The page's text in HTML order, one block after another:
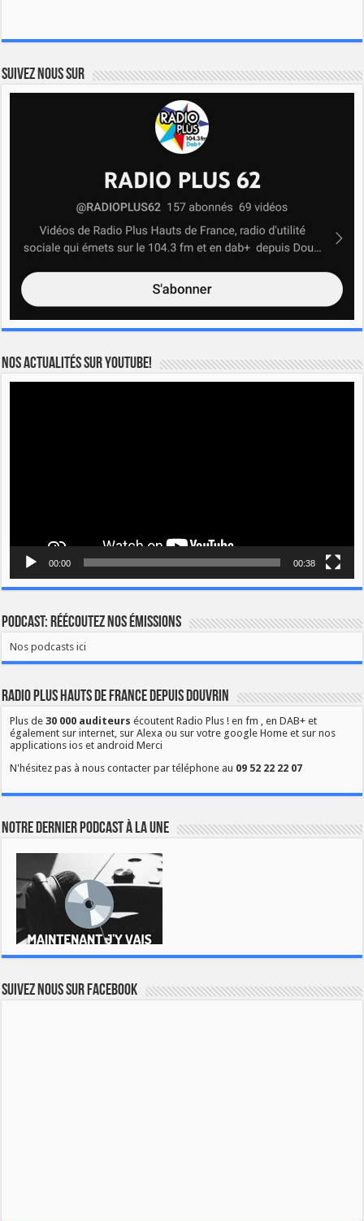
Suivez nous sur
Nos actualités sur YOUTUBE!
00:00 00:38
Podcast: Réécoutez nos émissions
Nos podcasts ici
Radio Plus Hauts de France depuis Douvrin
Plus de30 000 auditeurs écoutent Radio Plus ! en fm , en DAB+ et
également sur internet, sur Alexa ou sur votre google Home et sur nos
applications ios et android Merci
N'hésitez pas à nous contacter par téléphone au 09 52 22 22 07
Notre dernier podcast à la une
Suivez nous sur Facebook